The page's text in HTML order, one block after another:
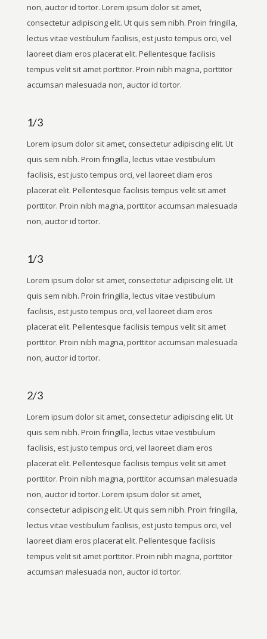
non, auctor id tortor. Lorem ipsum dolor sit amet,
consectetur adipiscing elit. Ut quis sem nibh. Proin fringilla,
lectus vitae vestibulum facilisis, est justo tempus orci, vel
laoreet diam eros placerat elit. Pellentesque facilisis
tempus velit sit amet porttitor. Proin nibh magna, porttitor
accumsan malesuada non, auctor id tortor.
1/3
Lorem ipsum dolor sit amet, consectetur adipiscing elit. Ut
quis sem nibh. Proin fringilla, lectus vitae vestibulum
facilisis, est justo tempus orci, vel laoreet diam eros
placerat elit. Pellentesque facilisis tempus velit sit amet
porttitor. Proin nibh magna, porttitor accumsan malesuada
non, auctor id tortor.
1/3
Lorem ipsum dolor sit amet, consectetur adipiscing elit. Ut
quis sem nibh. Proin fringilla, lectus vitae vestibulum
facilisis, est justo tempus orci, vel laoreet diam eros
placerat elit. Pellentesque facilisis tempus velit sit amet
porttitor. Proin nibh magna, porttitor accumsan malesuada
non, auctor id tortor.
2/3
Lorem ipsum dolor sit amet, consectetur adipiscing elit. Ut
quis sem nibh. Proin fringilla, lectus vitae vestibulum
facilisis, est justo tempus orci, vel laoreet diam eros
placerat elit. Pellentesque facilisis tempus velit sit amet
porttitor. Proin nibh magna, porttitor accumsan malesuada
non, auctor id tortor. Lorem ipsum dolor sit amet,
consectetur adipiscing elit. Ut quis sem nibh. Proin fringilla,
lectus vitae vestibulum facilisis, est justo tempus orci, vel
laoreet diam eros placerat elit. Pellentesque facilisis
tempus velit sit amet porttitor. Proin nibh magna, porttitor
accumsan malesuada non, auctor id tortor.